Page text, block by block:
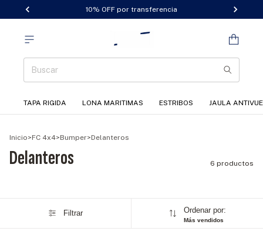
10% OFF por transferencia
TAPA RIGIDA LONA MARITIMAS ESTRIBOS JAULA
Inicio>FC 4x4>Bumper>Delanteros
Delanteros 6 productos
Filtrar Ordenar por:
Más vendidos